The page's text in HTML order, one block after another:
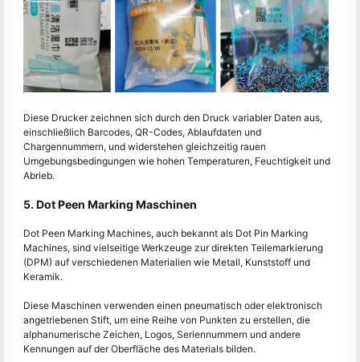
Diese Drucker zeichnen sich durch den Druck variabler Daten aus,
einschließlich Barcodes, QR-Codes, Ablaufdaten und
Chargennummern, und widerstehen gleichzeitig rauen
Umgebungsbedingungen wie hohen Temperaturen, Feuchtigkeit und
Abrieb.
5. Dot Peen Marking Maschinen
Dot Peen Marking Machines, auch bekannt als Dot Pin Marking
Machines, sind vielseitige Werkzeuge zur direkten Teilemarkierung
(DPM) auf verschiedenen Materialien wie Metall, Kunststoff und
Keramik.
Diese Maschinen verwenden einen pneumatisch oder elektronisch
angetriebenen Stift, um eine Reihe von Punkten zu erstellen, die
alphanumerische Zeichen, Logos, Seriennummern und andere
Kennungen auf der Oberfläche des Materials bilden.